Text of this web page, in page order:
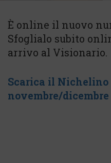
È online il nuovo
Sfoglialo subito
arrivo al Visionario.
Scarica il Nichelino
novembre/dicembre